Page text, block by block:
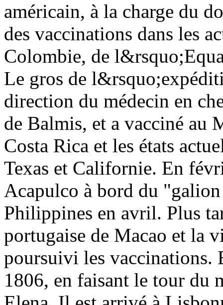
américain, à la charge du
des vaccinations dans les
Colombie, de
Le gros de
direction du médecin en
de Balmis, et a vacciné au
Costa Rica et les états
Texas et Californie. En
Acapulco à bord du
Philippines en avril. Plus
portugaise de Macao et la
poursuivi les vaccinations.
1806, en faisant le tour du